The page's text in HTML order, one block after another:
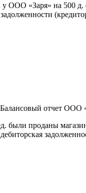
«Заря» на 500 д.
Балансовый отчет ООО
были проданы